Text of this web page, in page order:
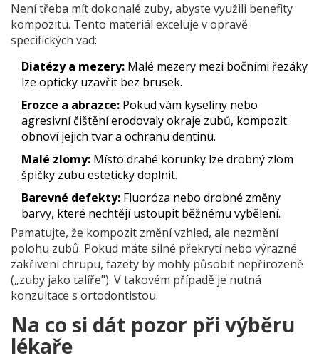
Není třeba mít dokonalé zuby, abyste využili benefity
kompozitu. Tento materiál exceluje v opravě
specifických vad:
Diatézy a mezery: Malé mezery mezi bočními řezáky
lze opticky uzavřít bez brusek.
Erozce a abrazce: Pokud vám kyseliny nebo
agresivní čištění erodovaly okraje zubů, kompozit
obnoví jejich tvar a ochranu dentinu.
Malé zlomy: Místo drahé korunky lze drobný zlom
špičky zubu esteticky doplnit.
Barevné defekty: Fluoróza nebo drobné změny
barvy, které nechtějí ustoupit běžnému vybělení.
Pamatujte, že kompozit změní vzhled, ale nezmění
polohu zubů. Pokud máte silné překrytí nebo výrazné
zakřivení chrupu, fazety by mohly působit nepřirozeně
(„zuby jako talíře"). V takovém případě je nutná
konzultace s ortodontistou.
Na co si dát pozor při výběru
lékaře